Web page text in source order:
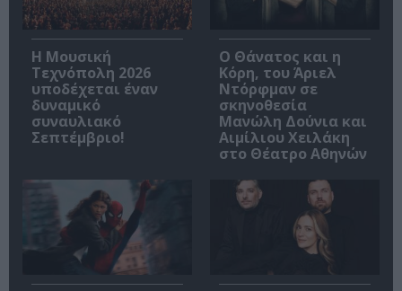
Η Μουσική
Τεχνόπολη 2026
υποδέχεται έναν
δυναμικό
συναυλιακό
Σεπτέμβριο!
Ο Θάνατος και η
Κόρη, του Άριελ
Ντόρφμαν σε
σκηνοθεσία
Μανώλη Δούνια και
Αιμίλιου Χειλάκη
στο Θέατρο Αθηνών